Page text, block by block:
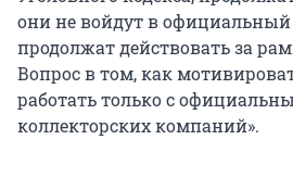
они не войдут в официальный
продолжат действовать за
Вопрос в том, как
работать только с
коллекторских компаний».